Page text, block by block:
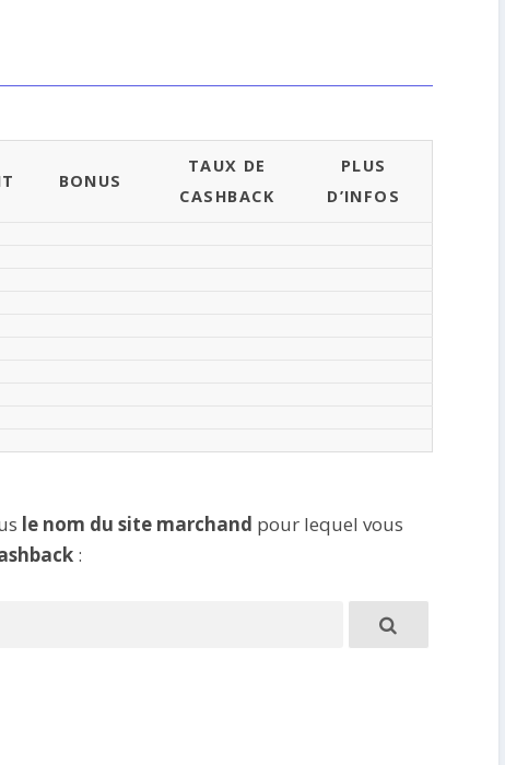
BONUS
TAUX DE
CASHBACK
PLUS
D’INFOS
le nom du site marchand pour lequel vous
: